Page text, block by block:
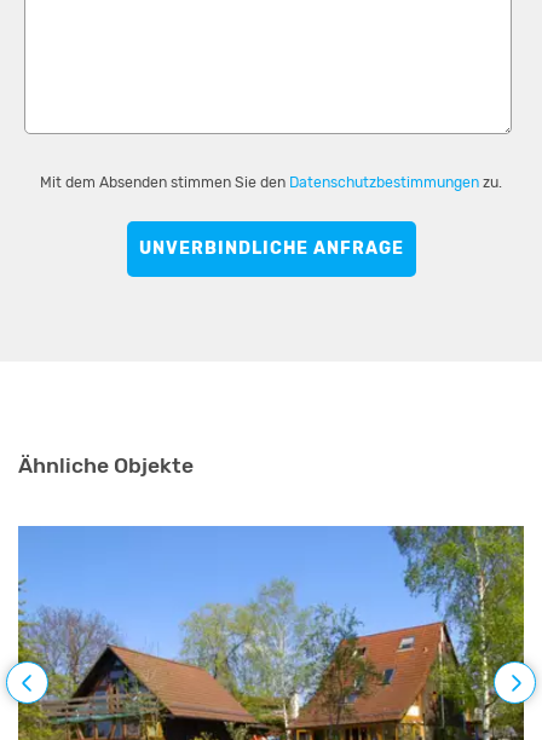
Mit dem Absenden stimmen Sie den Datenschutzbestimmungen zu.
UNVERBINDLICHE ANFRAGE
Ähnliche Objekte